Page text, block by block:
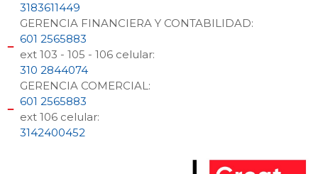
3183611449
GERENCIA FINANCIERA Y CONTABILIDAD:
601 2565883
ext 103 - 105 - 106 celular:
310 2844074
GERENCIA COMERCIAL:
601 2565883
ext 106 celular:
3142400452